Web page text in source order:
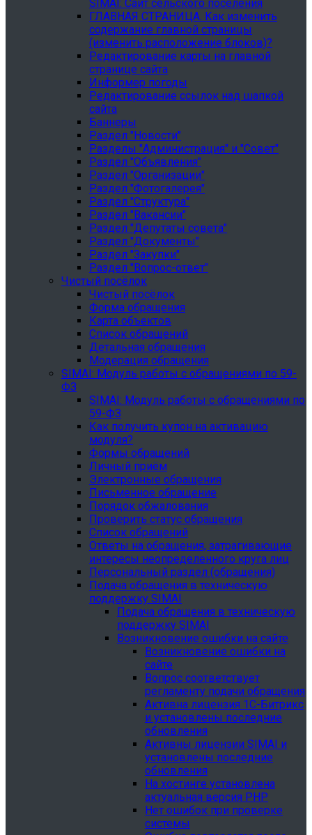
SIMAI: Сайт сельского поселения
ГЛАВНАЯ СТРАНИЦА. Как изменить
содержание главной страницы
(изменить расположение блоков)?
Редактирование карты на главной
странице сайта
Информер погоды
Редактирование ссылок над шапкой
сайта
Баннеры
Раздел "Новости"
Разделы "Администрация" и "Совет"
Раздел "Объявления"
Раздел "Организации"
Раздел "Фотогалерея"
Раздел "Структура"
Раздел "Вакансии"
Раздел "Депутаты совета"
Раздел "Документы"
Раздел "Закупки"
Раздел "Вопрос-ответ"
Чистый посёлок
Чистый посёлок
Форма обращения
Карта объектов
Список обращений
Детальная обращения
Модерация обращения
SIMAI: Модуль работы с обращениями по 59-
ФЗ
SIMAI: Модуль работы с обращениями по
59-ФЗ
Как получить купон на активацию
модуля?
Формы обращений
Личный приём
Электронные обращения
Письменное обращение
Порядок обжалования
Проверить статус обращения
Список обращений
Ответы на обращения, затрагивающие
интересы неопределенного круга лиц
Персональный раздел (обращения)
Подача обращения в техническую
поддержку SIMAI
Подача обращения в техническую
поддержку SIMAI
Возникновение ошибки на сайте
Возникновение ошибки на
сайте
Вопрос соответствует
регламенту подачи обращения
Активна лицензия 1С-Битрикс
и установлены последние
обновления
Активны лицензии SIMAI и
установлены последние
обновления
На хостинге установлена
актуальная версия PHP
Нет ошибок при проверке
системы